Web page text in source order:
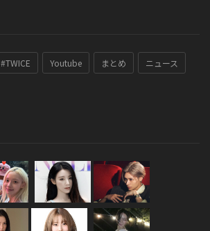
#TWICE Youtube まとめ ニュース